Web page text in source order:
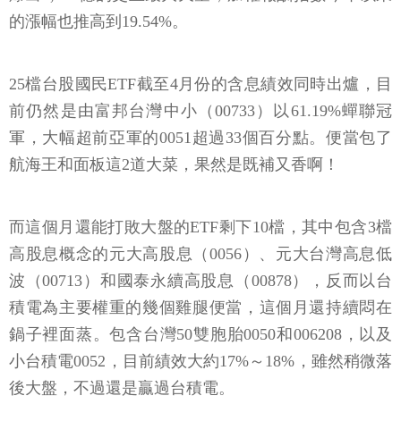
的漲幅也推高到19.54%。
25檔台股國民ETF截至4月份的含息績效同時出爐，目
前仍然是由富邦台灣中小（00733）以61.19%蟬聯冠
軍，大幅超前亞軍的0051超過33個百分點。便當包了
航海王和面板這2道大菜，果然是既補又香啊！
而這個月還能打敗大盤的ETF剩下10檔，其中包含3檔
高股息概念的元大高股息（0056）、元大台灣高息低
波（00713）和國泰永續高股息（00878），反而以台
積電為主要權重的幾個雞腿便當，這個月還持續悶在
鍋子裡面蒸。包含台灣50雙胞胎0050和006208，以及
小台積電0052，目前績效大約17%～18%，雖然稍微落
後大盤，不過還是贏過台積電。